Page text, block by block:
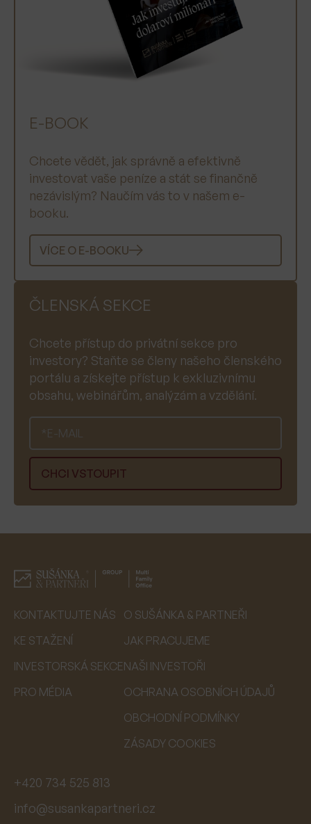
E-BOOK
Chcete vědět, jak správně a efektivně
investovat vaše peníze a stát se finančně
nezávislým? Naučím vás to v našem e-
booku.
VÍCE O E-BOOKU
ČLENSKÁ SEKCE
Chcete přístup do privátní sekce pro
investory? Staňte se členy našeho členského
portálu a získejte přístup k exkluzivnímu
obsahu, webinářům, analýzám a vzdělání.
KONTAKTUJTE NÁS
KE STAŽENÍ
INVESTORSKÁ SEKCE
PRO MÉDIA
O SUŠÁNKA & PARTNEŘI
JAK PRACUJEME
NAŠI INVESTOŘI
OCHRANA OSOBNÍCH ÚDAJŮ
OBCHODNÍ PODMÍNKY
ZÁSADY COOKIES
+420 734 525 813
info@susankapartneri.cz